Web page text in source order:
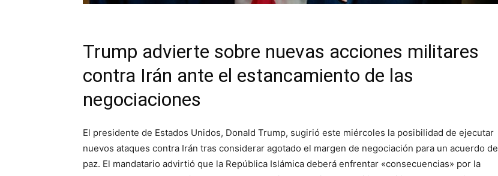
Trump advierte sobre nuevas acciones militares
contra Irán ante el estancamiento de las
negociaciones
El presidente de Estados Unidos, Donald Trump, sugirió este miércoles la posibilidad de ejecutar
nuevos ataques contra Irán tras considerar agotado el margen de negociación para un acuerdo de
paz. El mandatario advirtió que la República Islámica deberá enfrentar «consecuencias» por la